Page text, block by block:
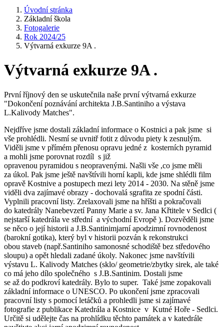
Úvodní stránka
Základní škola
Fotogalerie
Rok 2024/25
Výtvarná exkurze 9A .
Výtvarná exkurze 9A .
První říjnový den se uskutečnila naše první výtvarná exkurze
"Dokončení poznávání architekta J.B.Santiniho a výstava
L.Kalivody Matches".
Nejdříve jsme dostali základní informace o Kostnici a pak jsme si
vše prohlédli. Nesmí se uvnitř fotit z důvodu piety k zesnulým.
Viděli jsme v přímém přenosu opravu jedné z kosterních pyramid
a mohli jsme porovnat rozdíl s již
opravenou pyramidou s neopravenými. Našli vše ,co jsme měli
za úkol. Pak jsme ještě navštívili horní kapli, kde jsme shlédli film
opravě Kostnive a postupech mezi lety 2014 - 2030. Na stěně jsme
viděli dva zajímavé obrazy - dochovalá sgrafita ze spodní části.
Vyplnili pracovní listy. Zrelaxovali jsme na hříšti a pokračovali
do katedrály Nanebevzetí Panny Marie a sv. Jana Křtitele v Sedlci (
nejstarší katedrála ve střední a východní Evropě ). Dozvěděli jsme
se něco o její historii a J.B.Santinimjarní apodzimní rovnodenost
(barokní gotika), který byl v historii pozván k rekonstrukci
obou staveb (např.Santiniho samonosné schodiště bez středového
sloupu) a opět hledali zadané úkoly. Nakonec jsme navštívili
výstavu L. Kalivody Matches (sklo/ geometrie/zbytky sirek, ale také
co má jeho dílo společného s J.B.Santinim. Dostali jsme
se až do podkroví katedrály. Bylo to super. Také jsme zopakovali
základní informace o UNESCO. Po ukončení jsme zpracovali
pracovní listy s pomocí letáčků a prohledli jsme si zajímavé
fotografie z publikace Katedrála a Kostnice v Kutné Hoře - Sedlci.
Určitě si udělejte čas na prohlídku těchto památek a v katedrále